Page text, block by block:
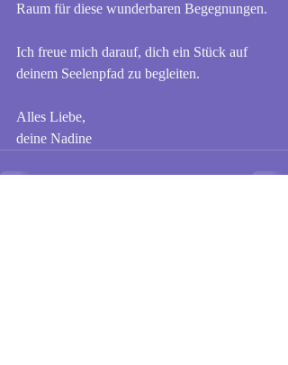
Raum für diese wunderbaren Begegnungen.
Ich freue mich darauf, dich ein Stück auf
deinem Seelenpfad zu begleiten.
Alles Liebe,
deine Nadine